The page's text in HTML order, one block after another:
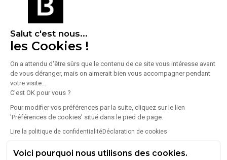
Salut c'est nous...
les Cookies !
On a attendu d'être sûrs que le contenu de ce site vous intéresse avant
de vous déranger, mais on aimerait bien vous accompagner pendant
votre visite...
C'est OK pour vous ?
Pour modifier vos préférences par la suite, cliquez sur le lien
'Préférences de cookies' situé dans le pied de page.
Lire la politique de confidentialitéDéclaration de cookies
Voici pourquoi nous utilisons des cookies.
- Aménagements et équipements : Sol en carrelage/Murs en
placoplatre/Climatisation réversible intégrée au
plafond,Menuiseries aluminium,
Une réserve / locaux sociaux à l'arrière du local pour le
- Idéal pour toute activité nécessitant une forte visibilité :
commerce de détail, agence, showroom, institut, etc.
N'hésitez pas à nous contacter pour plus d'informations ou
pour organiser une visite.
Honoraires : 3% HT du montant de la cession à la charge de
l'acquéreur
Vente Commerce 65 m²
38300 Bourgoin-Jallieu
Cœur de ville • Rue piétonne • Axe ultra passant • Visibilité
Lire plus